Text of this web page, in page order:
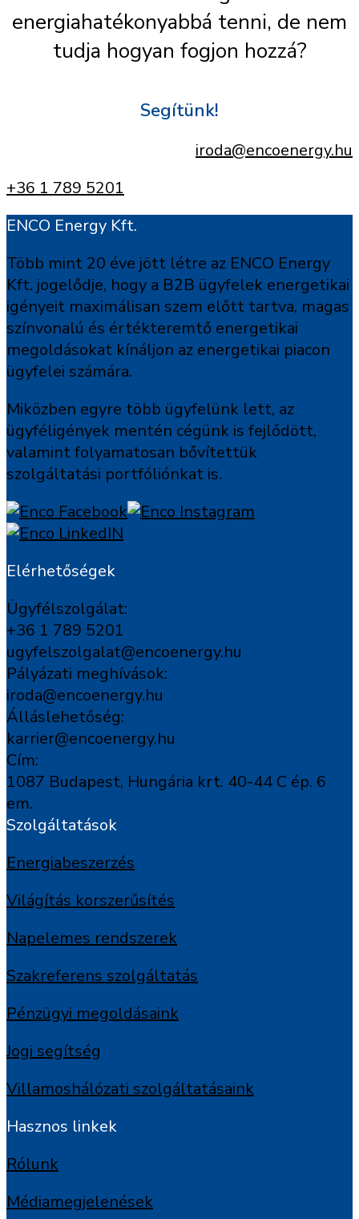
energiahatékonyabbá tenni, de nem
tudja hogyan fogjon hozzá?
Segítünk!
iroda@encoenergy.hu
+36 1 789 5201
ENCO Energy Kft.
Több mint 20 éve jött létre az ENCO Energy
Kft. jogelődje, hogy a B2B ügyfelek energetikai
igényeit maximálisan szem előtt tartva, magas
színvonalú és értékteremtő energetikai
megoldásokat kínáljon az energetikai piacon
ügyfelei számára.
Miközben egyre több ügyfelünk lett, az
ügyféligények mentén cégünk is fejlődött,
valamint folyamatosan bővítettük
szolgáltatási portfóliónkat is.
Elérhetőségek
Ügyfélszolgálat:
+36 1 789 5201
ugyfelszolgalat@encoenergy.hu
Pályázati meghívások:
iroda@encoenergy.hu
Álláslehetőség:
karrier@encoenergy.hu
Cím:
1087 Budapest, Hungária krt. 40-44 C ép. 6
em.
Szolgáltatások
Energiabeszerzés
Világítás korszerűsítés
Napelemes rendszerek
Szakreferens szolgáltatás
Pénzügyi megoldásaink
Jogi segítség
Villamoshálózati szolgáltatásaink
Hasznos linkek
Rólunk
Médiamegjelenések